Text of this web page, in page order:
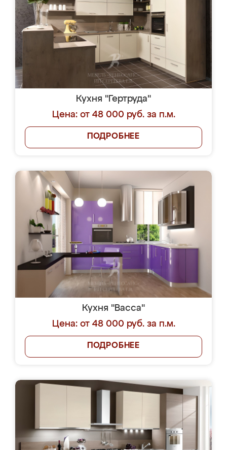
Кухня "Гертруда"
Цена: от 48 000 руб. за п.м.
ПОДРОБНЕЕ
Кухня "Васса"
Цена: от 48 000 руб. за п.м.
ПОДРОБНЕЕ